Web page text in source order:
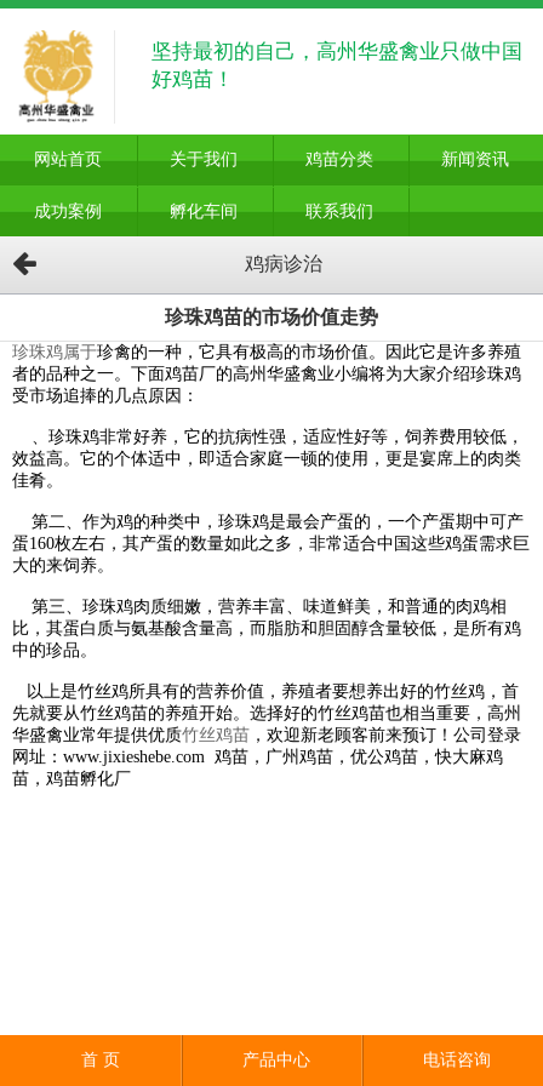
坚持最初的自己，高州华盛禽业只做中国
好鸡苗！
网站首页 关于我们 鸡苗分类 新闻资讯
成功案例 孵化车间 联系我们
鸡病诊治
珍珠鸡苗的市场价值走势
珍珠鸡属于珍禽的一种，它具有极高的市场价值。因此它是许多养殖
者的品种之一。下面鸡苗厂的高州华盛禽业小编将为大家介绍珍珠鸡
受市场追捧的几点原因：
、珍珠鸡非常好养，它的抗病性强，适应性好等，饲养费用较低，
效益高。它的个体适中，即适合家庭一顿的使用，更是宴席上的肉类
佳肴。
第二、作为鸡的种类中，珍珠鸡是最会产蛋的，一个产蛋期中可产
蛋160枚左右，其产蛋的数量如此之多，非常适合中国这些鸡蛋需求巨
大的来饲养。
第三、珍珠鸡肉质细嫩，营养丰富、味道鲜美，和普通的肉鸡相
比，其蛋白质与氨基酸含量高，而脂肪和胆固醇含量较低，是所有鸡
中的珍品。
以上是竹丝鸡所具有的营养价值，养殖者要想养出好的竹丝鸡，首
先就要从竹丝鸡苗的养殖开始。选择好的竹丝鸡苗也相当重要，高州
华盛禽业常年提供优质竹丝鸡苗 ，欢迎新老顾客前来预订！公司登录
网址：www.jixieshebe.com 鸡苗，广州鸡苗，优公鸡苗，快大麻鸡
苗，鸡苗孵化厂
首 页 产品中心 电话咨询